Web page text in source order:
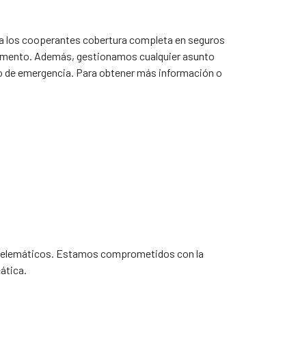
los cooperantes cobertura completa en seguros
Además, gestionamos cualquier asunto
emergencia. Para obtener más información o
Estamos comprometidos con la